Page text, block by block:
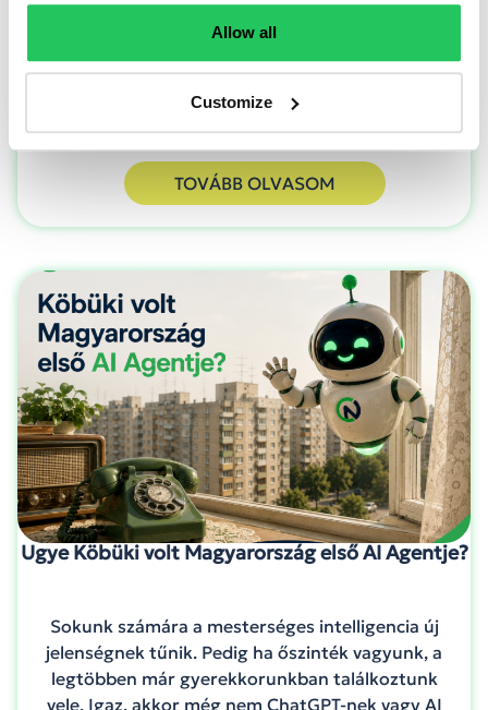
Allow all
Customize
dolgozunk "kókorszaki e-faxon" és "úrkorszaki"
AI segédek fejlesztésén
TOVÁBB OLVASOM
Ugye Köbüki volt Magyarország első AI Agentje?
Sokunk számára a mesterséges intelligencia új
jelenségnek tűnik. Pedig ha őszinték vagyunk, a
legtöbben már gyerekkorunkban találkoztunk
vele. Igaz, akkor még nem ChatGPT-nek vagy AI